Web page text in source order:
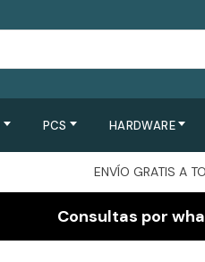
PCS HARDWARE
ENVÍO GRATIS A
Consultas por